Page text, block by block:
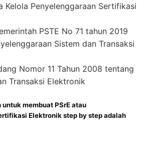
Kelola Penyelenggaraan Sertifikasi
PSTE No 71 tahun 2019
Sistem dan Transaksi
Nomor 11 Tahun 2008 tentang
Transaksi Elektronik
membuat PSrE atau
Elektronik step by step adalah